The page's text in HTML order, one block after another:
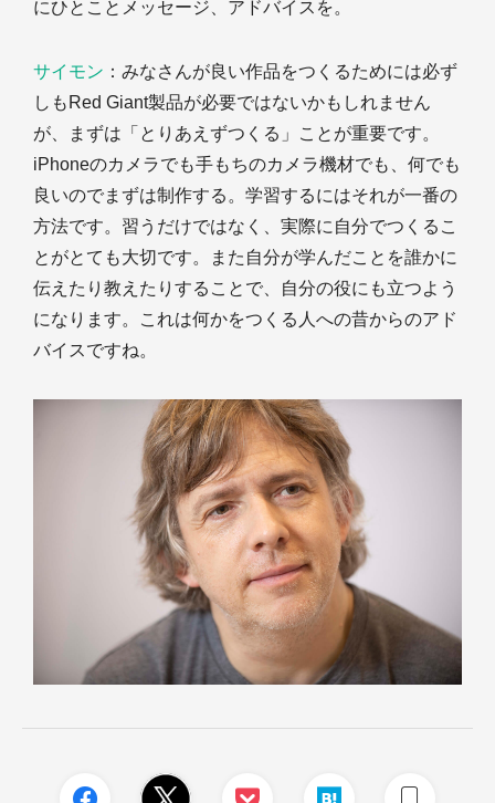
にひとことメッセージ、アドバイスを。
サイモン ：みなさんが良い作品をつくるためには必ず
しもRed Giant製品が必要ではないかもしれません
が、まずは「とりあえずつくる」ことが重要です。
iPhoneのカメラでも手もちのカメラ機材でも、何でも
良いのでまずは制作する。学習するにはそれが一番の
方法です。習うだけではなく、実際に自分でつくるこ
とがとても大切です。また自分が学んだことを誰かに
伝えたり教えたりすることで、自分の役にも立つよう
になります。これは何かをつくる人への昔からのアド
バイスですね。